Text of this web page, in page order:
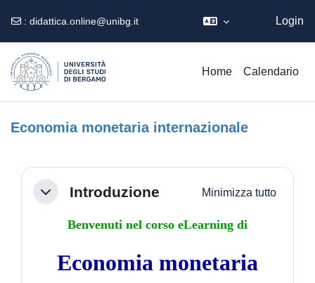
: didattica.online@unibg.it Login
Home Calendario
Economia monetaria internazionale
Schema della sezione
MinimizzaIntroduzione Minimizza tutto
Benvenuti nel corso eLearning di
Economia monetaria